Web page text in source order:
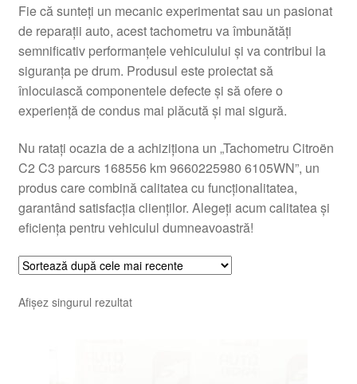
Plângere
Plățile
Politică de confidențialitate
Termeni si conditii
Fie că sunteți un mecanic experimentat sau un pasionat
de reparații auto, acest tachometru va îmbunătăți
semnificativ performanțele vehiculului și va contribui la
siguranța pe drum. Produsul este proiectat să
înlocuiască componentele defecte și să ofere o
experiență de condus mai plăcută și mai sigură.
Nu ratați ocazia de a achiziționa un „Tachometru Citroën
C2 C3 parcurs 168556 km 9660225980 6105WN”, un
produs care combină calitatea cu funcționalitatea,
garantând satisfacția clienților. Alegeți acum calitatea și
eficiența pentru vehiculul dumneavoastră!
Afișez singurul rezultat